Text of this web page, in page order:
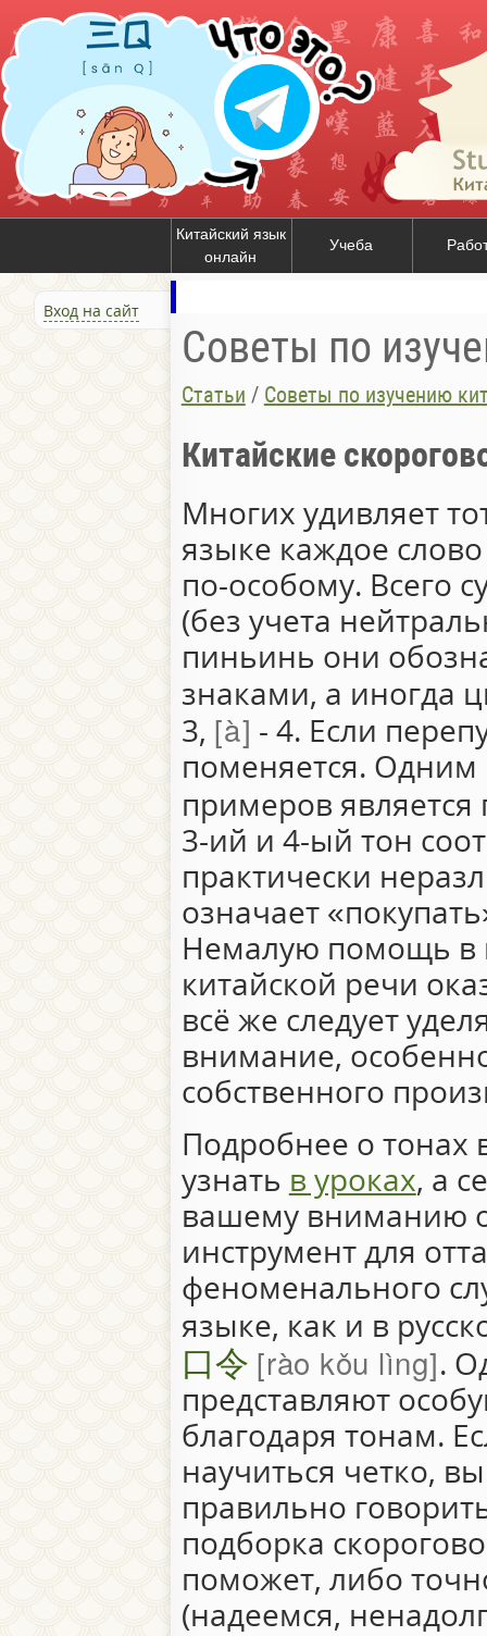
Китайский язык
онлайн
Учеба
Вход на сайт
Советы по
Статьи / Советы по изучению
Китайские
Многих удивляет
языке каждое
по-особому. Всего
(без учета
пиньинь они
знаками, а иногда
3, à - 4. Если
поменяется. Одним
примеров
3-ий и 4-ый тон
практически
означает
Немалую помощь в
китайской речи
всё же следует
внимание,
собственного
Подробнее о тонах
узнать в уроках, а
вашему вниманию
инструмент для
феноменального
языке, как и в
口令 rào kǒu lìng .
представляют
благодаря тонам.
научиться четко,
правильно
подборка
поможет, либо
(надеемся,